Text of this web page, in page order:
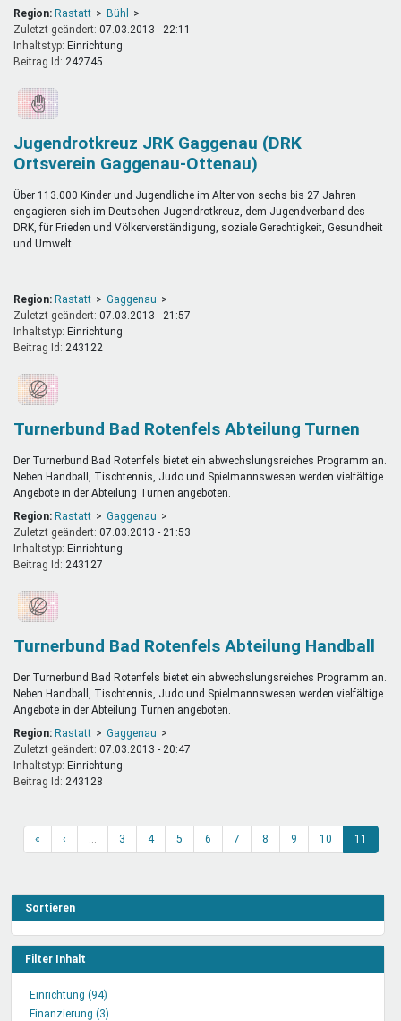
Region: Rastatt
Bühl
Zuletzt geändert: 07.03.2013 - 22:11
Inhaltstyp:
einrichtung
Beitrag Id: 242745
Jugendrotkreuz JRK Gaggenau (DRK
Ortsverein Gaggenau-Ottenau)
Über 113.000 Kinder und Jugendliche im Alter von sechs bis 27 Jahren
engagieren sich im Deutschen Jugendrotkreuz, dem Jugendverband des
DRK, für Frieden und Völkerverständigung, soziale Gerechtigkeit, Gesundheit
und Umwelt.
Region: Rastatt
Gaggenau
Zuletzt geändert: 07.03.2013 - 21:57
Inhaltstyp:
einrichtung
Beitrag Id: 243122
Turnerbund Bad Rotenfels Abteilung Turnen
Der Turnerbund Bad Rotenfels bietet ein abwechslungsreiches Programm an.
Neben Handball, Tischtennis, Judo und Spielmannswesen werden vielfältige
Angebote in der Abteilung Turnen angeboten.
Region: Rastatt
Gaggenau
Zuletzt geändert: 07.03.2013 - 21:53
Inhaltstyp:
einrichtung
Beitrag Id: 243127
Turnerbund Bad Rotenfels Abteilung Handball
Der Turnerbund Bad Rotenfels bietet ein abwechslungsreiches Programm an.
Neben Handball, Tischtennis, Judo und Spielmannswesen werden vielfältige
Angebote in der Abteilung Turnen angeboten.
Region: Rastatt
Gaggenau
Zuletzt geändert: 07.03.2013 - 20:47
Inhaltstyp:
einrichtung
Beitrag Id: 243128
« ‹ 3 4 5 6 7 8 9 10 11
Sortieren
Filter Inhalt
Einrichtung (94)
Filter
Finanzierung (3)